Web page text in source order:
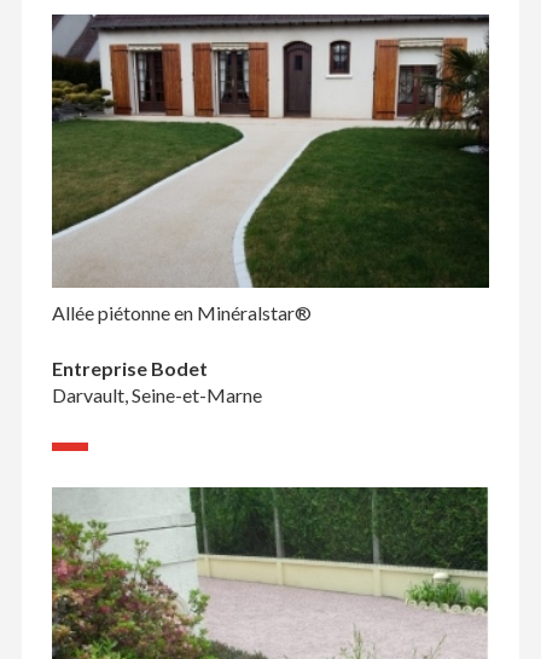
Allée piétonne en Minéralstar®
Entreprise Bodet
Darvault, Seine-et-Marne